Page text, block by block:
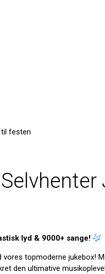
lyd & 9000+ sange!
topmoderne jukebox!
den ultimative